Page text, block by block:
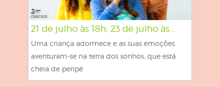
21 de julho às 18h; 23 de julho às…
Uma criança adormece e as suas emoções
aventuram-se na terra dos sonhos, que está
cheia de peripé